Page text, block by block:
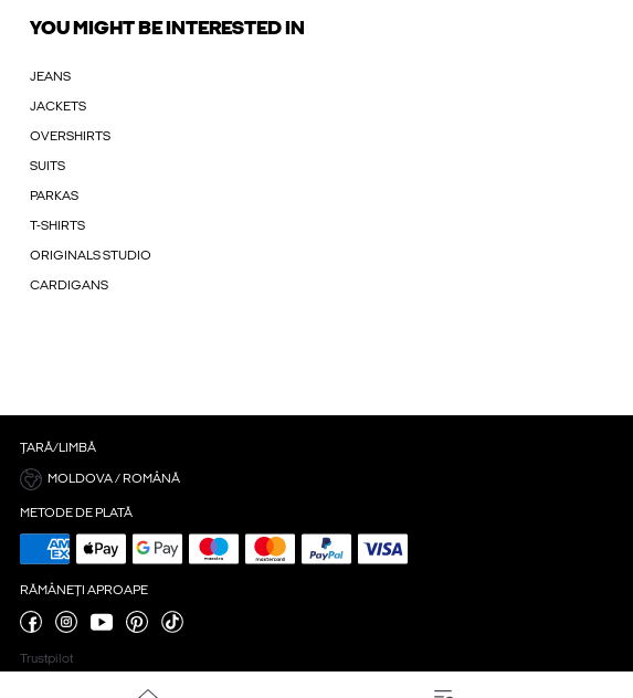
YOU MIGHT BE INTERESTED IN
JEANS
JACKETS
OVERSHIRTS
SUITS
PARKAS
T-SHIRTS
ORIGINALS STUDIO
CARDIGANS
ȚARĂ/LIMBĂ
MOLDOVA / ROMÂNĂ
METODE DE PLATĂ
RĂMÂNEȚI APROAPE
Trustpilot